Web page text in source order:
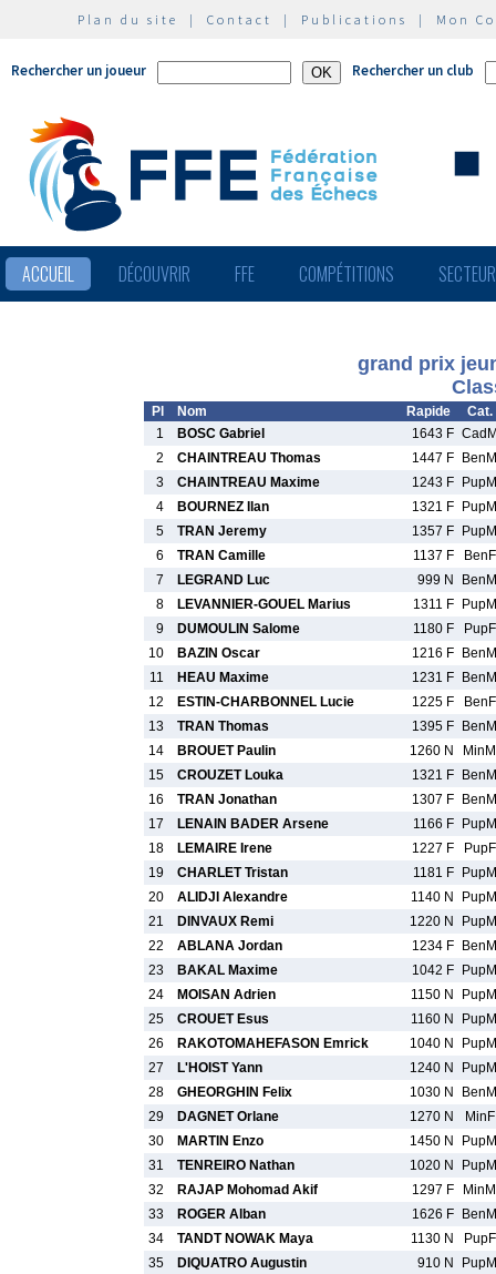
Plan du site | Contact | Publications | Mon
Rechercher un joueur Rechercher un club
ACCUEIL DÉCOUVRIR FFE COMPÉTITIONS
grand prix
Pl Nom Rapide
Cat.
1
BOSC Gabriel 1643 F
2
CHAINTREAU Thomas 1447 F
BenM
3
CHAINTREAU Maxime 1243 F
PupM
4
BOURNEZ Ilan 1321 F
PupM
5
TRAN Jeremy 1357 F
PupM
6
TRAN Camille 1137 F
BenF
7
LEGRAND Luc 999 N
BenM
8
LEVANNIER-GOUEL Marius 1311 F
PupM
9
DUMOULIN Salome 1180 F
PupF
10
BAZIN Oscar 1216 F
BenM
11
HEAU Maxime 1231 F
BenM
12
ESTIN-CHARBONNEL Lucie 1225 F
BenF
13
TRAN Thomas 1395 F
BenM
14
BROUET Paulin 1260 N
MinM
15
CROUZET Louka 1321 F
BenM
16
TRAN Jonathan 1307 F
BenM
17
LENAIN BADER Arsene 1166 F
PupM
18
LEMAIRE Irene 1227 F
PupF
19
CHARLET Tristan 1181 F
PupM
20
ALIDJI Alexandre 1140 N
PupM
21
DINVAUX Remi 1220 N
PupM
22
ABLANA Jordan 1234 F
BenM
23
BAKAL Maxime 1042 F
PupM
24
MOISAN Adrien 1150 N
PupM
25
CROUET Esus 1160 N
PupM
26
RAKOTOMAHEFASON Emrick 1040 N
PupM
27
L'HOIST Yann 1240 N
PupM
28
GHEORGHIN Felix 1030 N
BenM
29
DAGNET Orlane 1270 N
MinF
30
MARTIN Enzo 1450 N
PupM
31
TENREIRO Nathan 1020 N
PupM
32
RAJAP Mohomad Akif 1297 F
MinM
33
ROGER Alban 1626 F
BenM
34
TANDT NOWAK Maya 1130 N
PupF
35
DIQUATRO Augustin 910 N
PupM